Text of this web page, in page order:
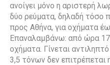
ανοίγει μόνο η αριστερή
δύο ρεύματα, δηλαδή τόσο
προς Αθήνα, για οχήματα
Επαναλαμβάνω: από ώρα
οχήματα. Γίνεται
3,5 τόνων δεν